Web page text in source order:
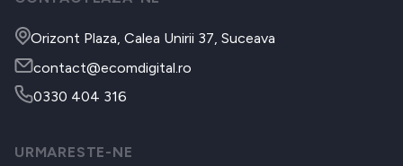
Orizont Plaza, Calea Unirii 37, Suceava
contact@ecomdigital.ro
0330 404 316
URMARESTE-NE